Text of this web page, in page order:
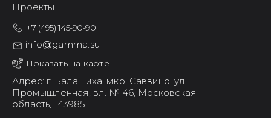
Проекты
+7 (495) 145-90-90
info@gamma.su
Показать на карте
Адрес: г. Балашиха, мкр. Саввино, ул.
Промышленная, вл. № 46, Московская
область, 143985